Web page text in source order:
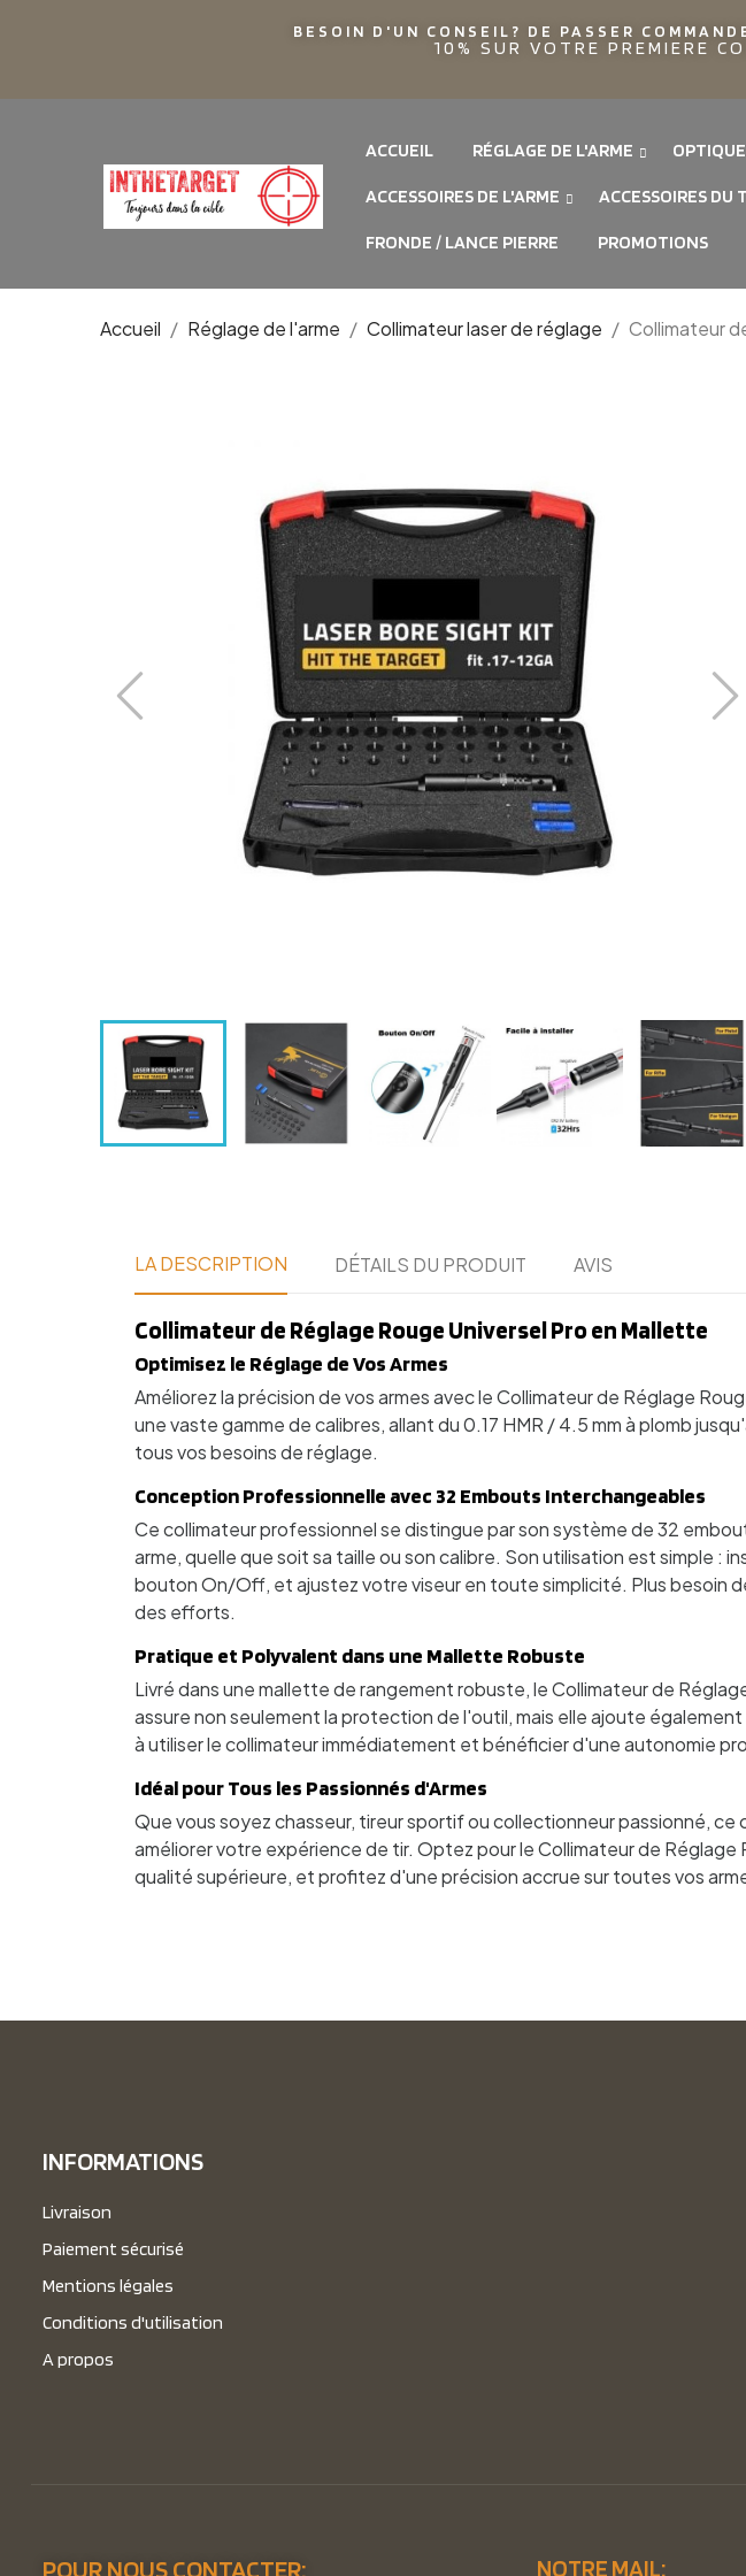
BESOIN D'UN CONSEIL? DE PASSER
10% SUR VOTRE PREMIERE
ACCUEIL RÉGLAGE DE L'ARME
ACCESSOIRES DE L'ARME ACCESSOIRES DU
FRONDE / LANCE PIERRE PROMOTIONS
Accueil Réglage de l'arme Collimateur laser de réglage Collimateur
LA DESCRIPTION DÉTAILS DU PRODUIT AVIS
Collimateur de Réglage Rouge Universel Pro en Mallette
Optimisez le Réglage de Vos Armes
Améliorez la précision de vos armes avec le Collimateur de Réglage
une vaste gamme de calibres, allant du 0.17 HMR / 4.5 mm à plomb
tous vos besoins de réglage.
Conception Professionnelle avec 32 Embouts Interchangeables
Ce collimateur professionnel se distingue par son système de 32
arme, quelle que soit sa taille ou son calibre. Son utilisation est simple :
bouton On/Off, et ajustez votre viseur en toute simplicité. Plus besoin
des efforts.
Pratique et Polyvalent dans une Mallette Robuste
Livré dans une mallette de rangement robuste, le Collimateur de
assure non seulement la protection de l'outil, mais elle ajoute
à utiliser le collimateur immédiatement et bénéficier d'une autonomie
Idéal pour Tous les Passionnés d'Armes
Que vous soyez chasseur, tireur sportif ou collectionneur passionné,
améliorer votre expérience de tir. Optez pour le Collimateur de
qualité supérieure, et profitez d'une précision accrue sur toutes vos
INFORMATIONS
Livraison
Paiement sécurisé
Mentions légales
Conditions d'utilisation
A propos
POUR NOUS CONTACTER: NOTRE MAIL: